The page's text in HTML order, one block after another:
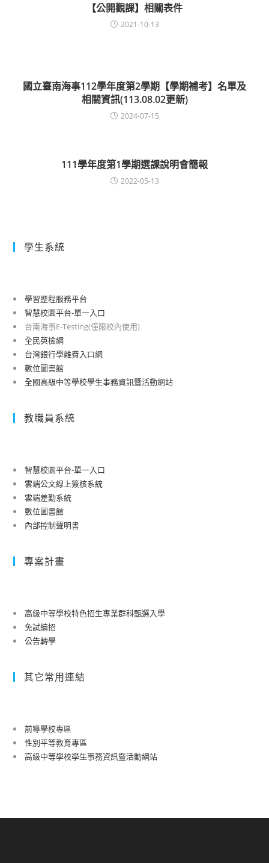
【公開觀課】相關表件
2021-10-13
國立臺南海事112學年度第2學期【學期補考】名單及
相關資訊(113.08.02更新)
2024-07-15
111學年度第1學期選課說明會簡報
2022-05-13
學生系統
學習歷程服務平台
智慧校園平台-單一入口
台南海事E-Testing(僅限校內使用)
全民英檢網
台灣銀行學雜費入口網
數位圖書館
全國高級中等學校學生事務資訊暨活動網站
教職員系統
智慧校園平台-單一入口
雲端公文線上簽核系統
雲端差勤系統
數位圖書館
內部控制聲明書
專案計畫
高級中等學校特色招生專業群科甄選入學
免試續招
公告轉學
其它常用連結
前導學校專區
性別平等教育專區
高級中等學校學生事務資訊暨活動網站